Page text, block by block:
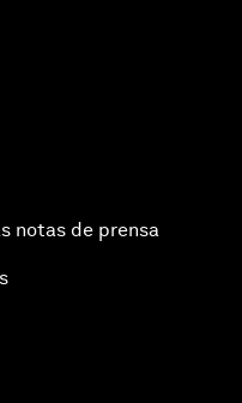
notas de prensa